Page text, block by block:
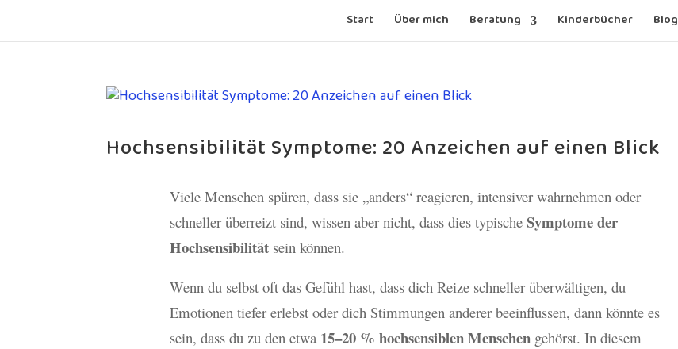
Start Über mich Beratung Kinderbücher Blog
Hochsensibilität Symptome: 20 Anzeichen auf einen Blick
Viele Menschen spüren, dass sie „anders“ reagieren, intensiver wahrnehmen oder
schneller überreizt sind, wissen aber nicht, dass dies typischeSymptome der
Hochsensibilität sein können.
Wenn du selbst oft das Gefühl hast, dass dich Reize schneller überwältigen, du
Emotionen tiefer erlebst oder dich Stimmungen anderer beeinflussen, dann könnte es
sein, dass du zu den etwa 15–20 % hochsensiblen Menschen gehörst. In diesem